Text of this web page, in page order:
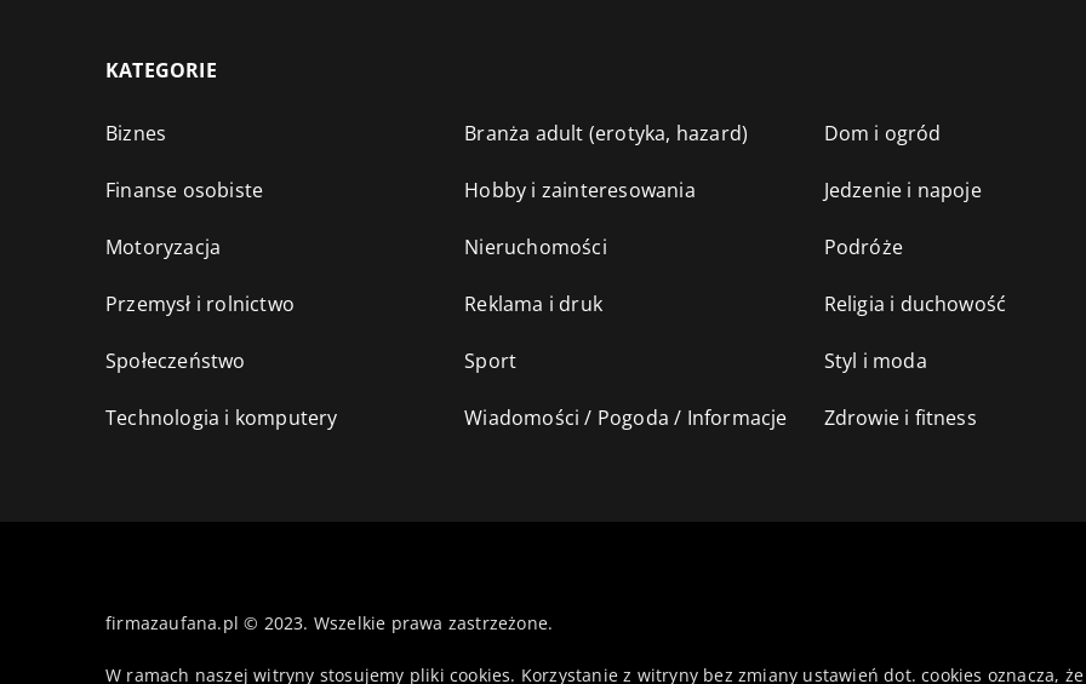
KATEGORIE
Biznes Branża adult (erotyka, hazard) Dom i ogród
Finanse osobiste Hobby i zainteresowania Jedzenie i napoje
Motoryzacja Nieruchomości Podróże
Przemysł i rolnictwo Reklama i druk Religia i duchowość
Społeczeństwo Sport Styl i moda
Technologia i komputery Wiadomości / Pogoda / Informacje Zdrowie i fitness
firmazaufana.pl © 2023. Wszelkie prawa zastrzeżone.
W ramach naszej witryny stosujemy pliki cookies. Korzystanie z witryny bez zmiany ustawień dot. cookies oznacza,